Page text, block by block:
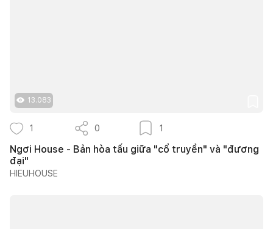
13.083
1 0 1
Ngơi House - Bản hòa tấu giữa "cổ truyền" và "đương
đại"
HIEUHOUSE